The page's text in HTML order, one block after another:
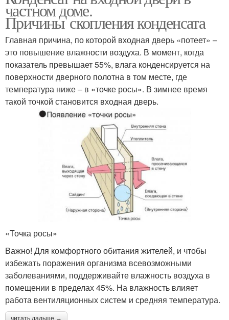
частном доме.
Причины скопления конденсата
Главная причина, по которой входная дверь «потеет» –
это повышение влажности воздуха. В момент, когда
показатель превышает 55%, влага конденсируется на
поверхности дверного полотна в том месте, где
температура ниже – в «точке росы». В зимнее время
такой точкой становится входная дверь.
«Точка росы»
Важно! Для комфортного обитания жителей, и чтобы
избежать поражения организма всевозможными
заболеваниями, поддерживайте влажность воздуха в
помещении в пределах 45%. На влажность влияет
работа вентиляционных систем и средняя температура.